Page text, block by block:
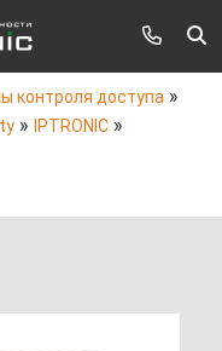
контроля доступа »
» IPTRONIC »